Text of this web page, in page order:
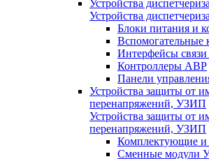
Устройства
Устройства
Блоки питания и
Вспомогательные
Интерфейсы
Контроллеры АВР
Панели
Устройства защиты от
перенапряжений, УЗИП
Устройства защиты от
перенапряжений, УЗИП
Комплектующие и
Сменные модули